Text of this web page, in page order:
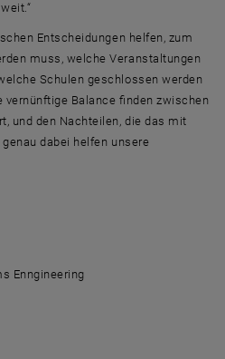
Entscheidungen helfen, zum
muss, welche Veranstaltungen
Schulen geschlossen werden
Balance finden zwischen
und den Nachteilen, die das mit
genau dabei helfen unsere
Enngineering